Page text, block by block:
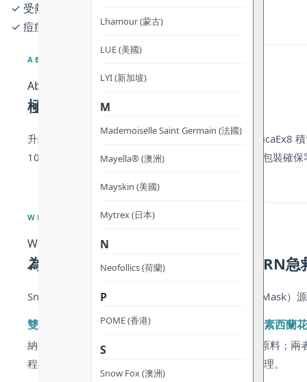
Lhamour (蒙古)
LUE (美國)
LYI (新加坡)
M
Mademoiselle Saint Germain (法國)
Mayella® (澳洲)
Mayskin (美國)
Mytrex (日本)
N
Neofollics (荷蘭)
P
POME (香港)
S
Snow Fox (澳洲)
✓ 受熱、受壓、夏季戶外曬後即時降溫
✓ 痘痘肌、躁動不穩定膚況
ABOUT
About
極速舒緩 肌底重啟細胞修復力
升級版「降溫—鎮靜—修復—再生」四段機制：以 CicaEx8 積
100% 無漂染有機義大利棉，可生物降解，無菌真空包裝確
WHY CHOOSE
Why Choose
為什麼選擇 Snow Fox 北極外泌PDRN急
Snow Fox 北極外泌PDRN急救面膜（Arctic Rescue Mask）
雙重生技修護技術 — CicaEx8 積雪草外泌體 + 純素西蘭
納米級外泌體精準滲透肌底，PDRN 提供 DNA 修補原料；
程後、敏感、泛紅肌膚提供超越基本舒緩的全方位護理。